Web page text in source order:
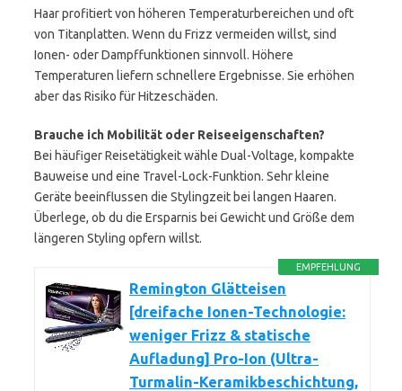
Haar profitiert von höheren Temperaturbereichen und oft
von Titanplatten. Wenn du Frizz vermeiden willst, sind
Ionen- oder Dampffunktionen sinnvoll. Höhere
Temperaturen liefern schnellere Ergebnisse. Sie erhöhen
aber das Risiko für Hitzeschäden.
Brauche ich Mobilität oder Reiseeigenschaften?
Bei häufiger Reisetätigkeit wähle Dual-Voltage, kompakte
Bauweise und eine Travel-Lock-Funktion. Sehr kleine
Geräte beeinflussen die Stylingzeit bei langen Haaren.
Überlege, ob du die Ersparnis bei Gewicht und Größe dem
längeren Styling opfern willst.
EMPFEHLUNG
Remington Glätteisen
[dreifache Ionen-Technologie:
weniger Frizz & statische
Aufladung] Pro-Ion (Ultra-
Turmalin-Keramikbeschichtung,